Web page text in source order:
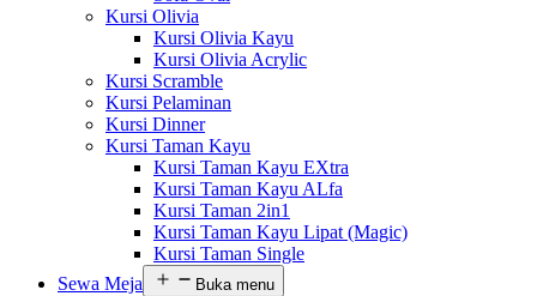
Kursi Olivia
Kursi Olivia Kayu
Kursi Olivia Acrylic
Kursi Scramble
Kursi Pelaminan
Kursi Dinner
Kursi Taman Kayu
Kursi Taman Kayu EXtra
Kursi Taman Kayu ALfa
Kursi Taman 2in1
Kursi Taman Kayu Lipat (Magic)
Kursi Taman Single
Sewa Meja
Buka menu